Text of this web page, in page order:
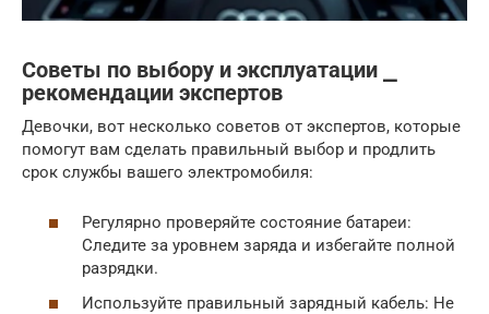
Советы по выбору и эксплуатации ⎯
рекомендации экспертов
Девочки, вот несколько советов от экспертов, которые
помогут вам сделать правильный выбор и продлить
срок службы вашего электромобиля:
Регулярно проверяйте состояние батареи:
Следите за уровнем заряда и избегайте полной
разрядки.
Используйте правильный зарядный кабель: Не